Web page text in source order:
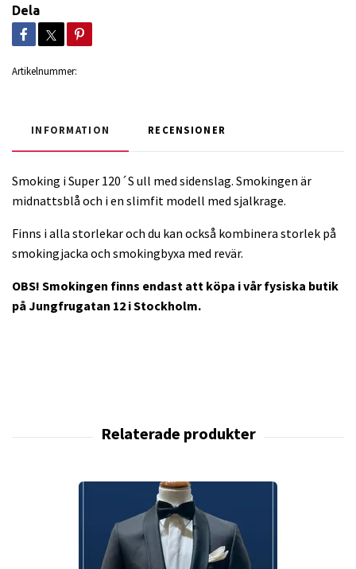
Dela
Artikelnummer:
INFORMATION RECENSIONER
Smoking i Super 120´S ull med sidenslag. Smokingen är
midnattsblå och i en slimfit modell med sjalkrage.
Finns i alla storlekar och du kan också kombinera storlek på
smokingjacka och smokingbyxa med revär.
OBS! Smokingen finns endast att köpa i vår fysiska butik
på Jungfrugatan 12 i Stockholm.